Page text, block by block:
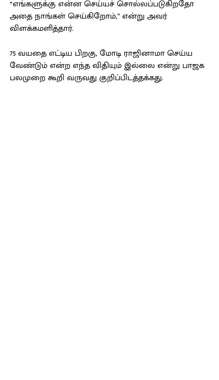
“எங்களுக்கு என்ன செய்யச் சொல்லப்படுகிறதோ
அதை நாங்கள் செய்கிறோம்,” என்று அவர்
விளக்கமளித்தார்.
75 வயதை எட்டிய பிறகு, மோடி ராஜினாமா செய்ய
வேண்டும் என்ற எந்த விதியும் இல்லை என்று பாஜக
பலமுறை கூறி வருவது குறிப்பிடத்தக்கது.